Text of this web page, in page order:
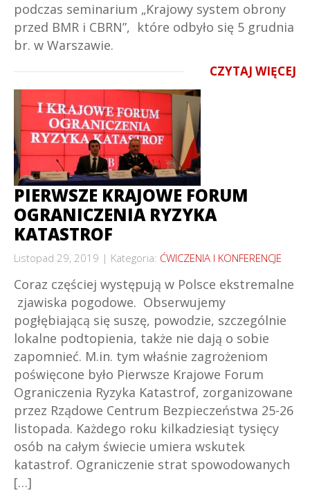
podczas seminarium „Krajowy system obrony
przed BMR i CBRN”, które odbyło się 5 grudnia
br. w Warszawie.
CZYTAJ WIĘCEJ
PIERWSZE KRAJOWE FORUM
OGRANICZENIA RYZYKA
KATASTROF
Listopad 29, 2019 Kategoria: ĆWICZENIA I KONFERENCJE
Coraz częściej występują w Polsce ekstremalne
zjawiska pogodowe. Obserwujemy
pogłębiającą się suszę, powodzie, szczególnie
lokalne podtopienia, także nie dają o sobie
zapomnieć. M.in. tym właśnie zagrożeniom
poświęcone było Pierwsze Krajowe Forum
Ograniczenia Ryzyka Katastrof, zorganizowane
przez Rządowe Centrum Bezpieczeństwa 25-26
listopada. Każdego roku kilkadziesiąt tysięcy
osób na całym świecie umiera wskutek
katastrof. Ograniczenie strat spowodowanych
[…]